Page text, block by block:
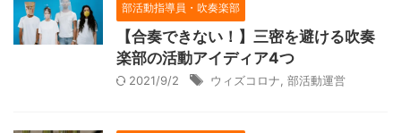
部活動指導員・吹奏楽部
【合奏できない！】三密を避ける吹奏
楽部の活動アイディア4つ
2021/9/2 ウィズコロナ 部活動運営